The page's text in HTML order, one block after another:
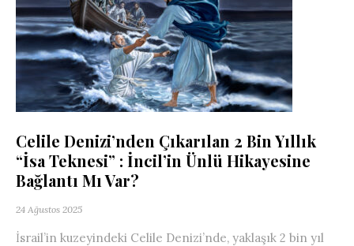
Celile Denizi’nden Çıkarılan 2 Bin Yıllık
“İsa Teknesi” : İncil’in Ünlü Hikayesine
Bağlantı Mı Var?
24 Ağustos 2025
İsrail’in kuzeyindeki Celile Denizi’nde, yaklaşık 2 bin yıl